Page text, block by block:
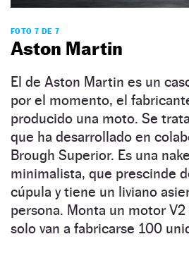
FOTO 7 DE 7
Aston Martin
El de Aston Martin es un
por el momento, el
producido una moto. Se
que ha desarrollado en
Brough Superior. Es una
minimalista, que prescinde
cúpula y tiene un liviano
persona. Monta un motor
solo van a fabricarse 100